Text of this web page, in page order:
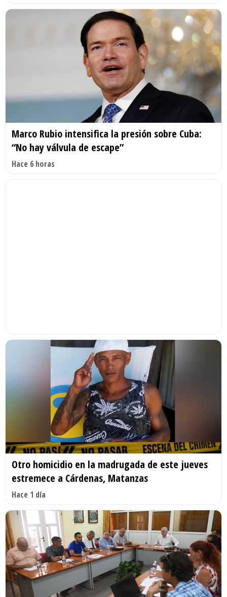
Marco Rubio intensifica la presión sobre Cuba:
“No hay válvula de escape”
Hace 6 horas
Otro homicidio en la madrugada de este jueves
estremece a Cárdenas, Matanzas
Hace 1 día